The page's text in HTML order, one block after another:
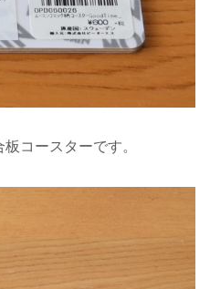
コースターです。